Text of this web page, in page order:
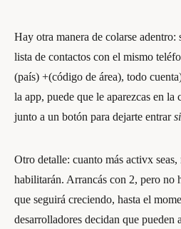
Hay otra manera de colarse
lista de contactos con el mismo
(país) +(código de área), todo
la app, puede que le aparezcas en la
junto a un botón para dejarte entrar
Otro detalle: cuanto más activx
habilitarán. Arrancás con 2, pero no
que seguirá creciendo, hasta el
desarrolladores decidan que pueden